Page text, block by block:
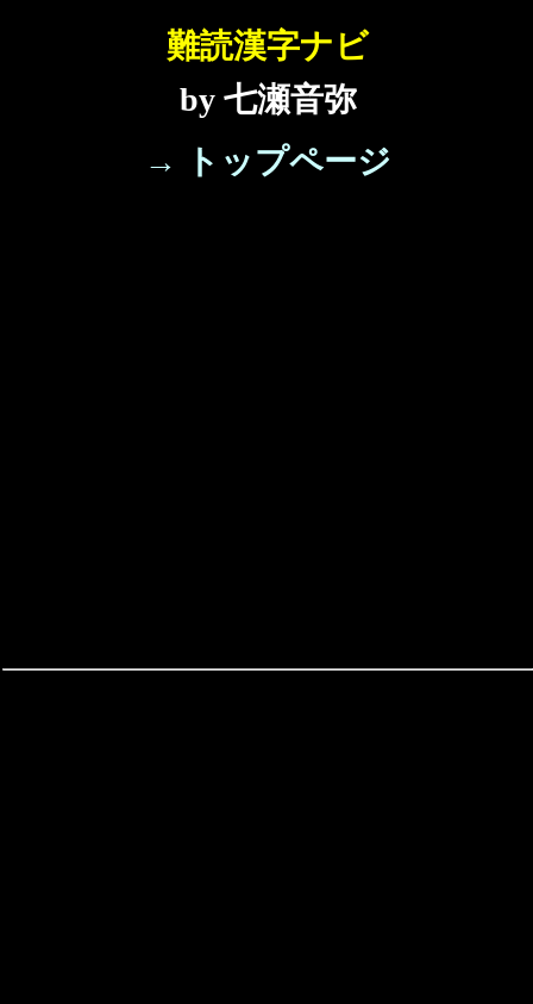
難読漢字ナビ
by 七瀬音弥
→ トップページ